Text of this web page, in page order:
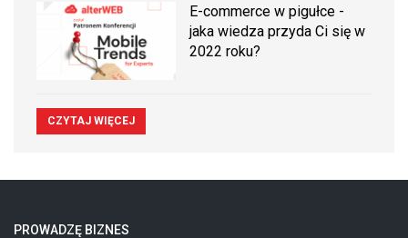
E-commerce w pigułce -
jaka wiedza przyda Ci się w
2022 roku?
CZYTAJ WIĘCEJ
PROWADZĘ BIZNES